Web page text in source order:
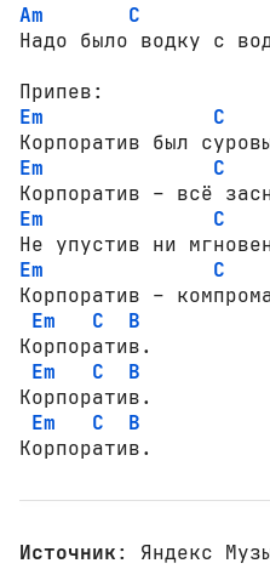
Am
C
Надо было водку с
Em
C
Em
C
Em
C
Em
C
Корпоратив –
Em
C
B
Корпоратив.
Em
C
B
Корпоратив.
Em
C
B
Корпоратив.
Источник: Яндекс